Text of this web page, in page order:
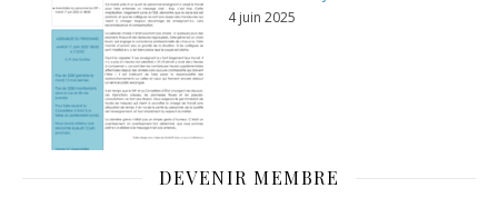
4 juin 2025
DEVENIR MEMBRE